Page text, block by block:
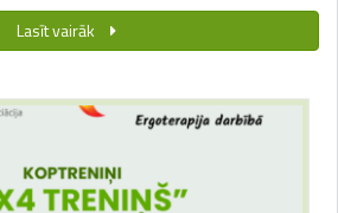
Lasīt vairāk